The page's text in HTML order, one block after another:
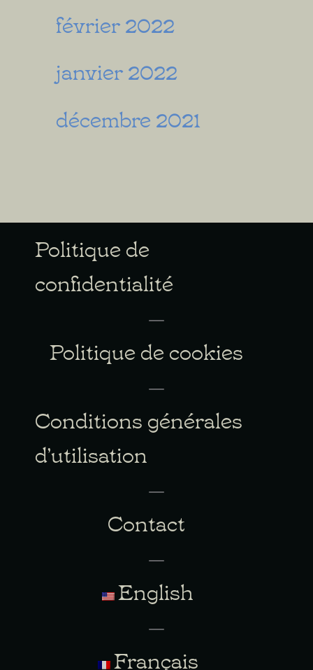
février 2022
janvier 2022
décembre 2021
Politique de
confidentialité
Politique de cookies
Conditions générales
d’utilisation
Contact
English
Français